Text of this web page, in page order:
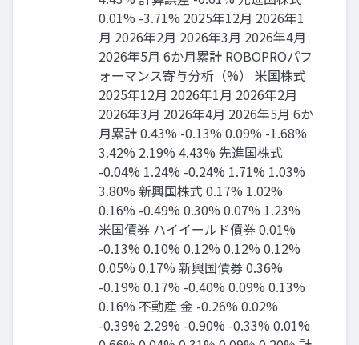
0.01% -3.71% 2025年12月 2026年1
月 2026年2月 2026年3月 2026年4月
2026年5月 6か月累計 ROBOPROパフ
ォーマンス寄与分析（%） 米国株式
2025年12月 2026年1月 2026年2月
2026年3月 2026年4月 2026年5月 6か
月累計 0.43% -0.13% 0.09% -1.68%
3.42% 2.19% 4.43% 先進国株式
-0.04% 1.24% -0.24% 1.71% 1.03%
3.80% 新興国株式 0.17% 1.02%
0.16% -0.49% 0.30% 0.07% 1.23%
米国債券 ハイイールド債券 0.01%
-0.13% 0.10% 0.12% 0.12% 0.12%
0.05% 0.17% 新興国債券 0.36%
-0.19% 0.17% -0.40% 0.09% 0.13%
0.16% 不動産 金 -0.26% 0.02%
-0.39% 2.29% -0.90% -0.33% 0.01%